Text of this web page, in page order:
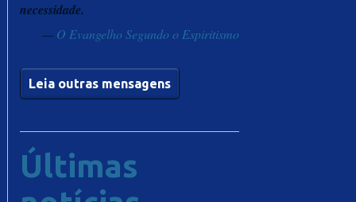
necessidade.
— O Evangelho Segundo o Espiritismo
Leia outras mensagens
Últimas